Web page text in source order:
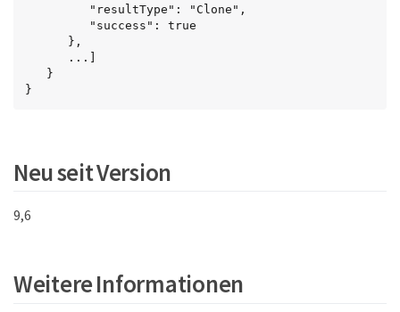
}
Neu seit Version
9,6
Weitere Informationen